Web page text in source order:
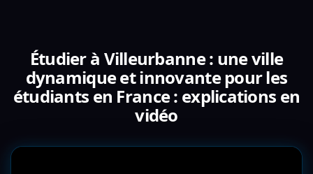
Étudier à Villeurbanne : une ville
dynamique et innovante pour les
étudiants en France : explications en
vidéo